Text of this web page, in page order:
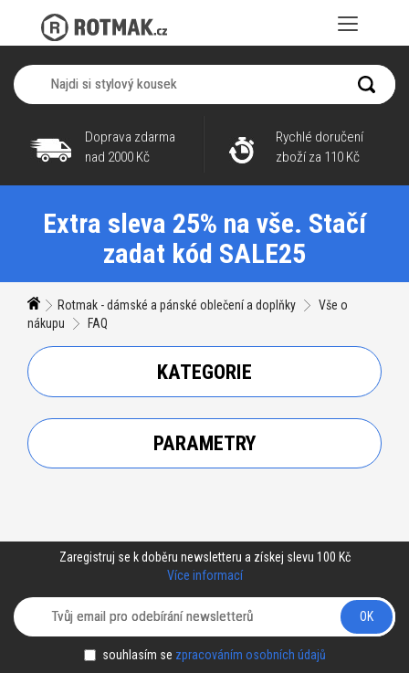
Doprava zdarma
nad 2000 Kč
Rychlé doručení
zboží za 110 Kč
Extra sleva 25% na vše. Stačí
zadat kód SALE25
Rotmak - dámské a pánské oblečení a doplňky
Vše o
nákupu
FAQ
KATEGORIE
PARAMETRY
Zaregistruj se k doběru newsletteru a získej slevu 100 Kč
Více informací
OK
souhlasím se zpracováním osobních údajů